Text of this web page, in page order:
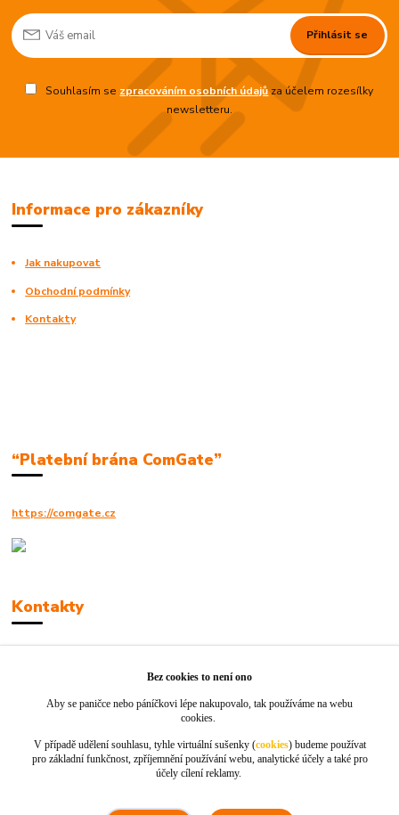
Přihlásit se
Souhlasím se zpracováním osobních údajůza účelem rozesílky
newsletteru.
Informace pro zákazníky
Jak nakupovat
Obchodní podmínky
Kontakty
“Platební brána ComGate”
https://comgate.cz
Kontakty
info@jackie-shop.cz
Bez cookies to není ono
Aby se paničce nebo páníčkovi lépe nakupovalo, tak používáme na webu
cookies.
V případě udělení souhlasu, tyhle virtuální sušenky (cookies) budeme používat
pro základní funkčnost, zpříjemnění používání webu, analytické účely a také pro
účely cílení reklamy.